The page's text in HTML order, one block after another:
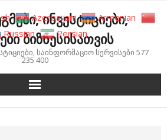
ინვესტიციები,
ბიზნესისათვის
საინფორმაციო სერვისები 577
235 400
Azerbaijani
Armenian
Russian Persian